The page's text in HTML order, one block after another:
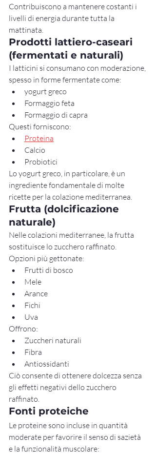
Contribuiscono a mantenere costanti i
livelli di energia durante tutta la
mattinata.
Prodotti lattiero-caseari
(fermentati e naturali)
I latticini si consumano con moderazione,
spesso in forme fermentate come:
yogurt greco
Formaggio feta
Formaggio di capra
Questi forniscono:
Proteina
Calcio
Probiotici
Lo yogurt greco, in particolare, è un
ingrediente fondamentale di molte
ricette per la colazione mediterranea.
Frutta (dolcificazione
naturale)
Nelle colazioni mediterranee, la frutta
sostituisce lo zucchero raffinato.
Opzioni più gettonate:
Frutti di bosco
Mele
Arance
Fichi
Uva
Offrono:
Zuccheri naturali
Fibra
Antiossidanti
Ciò consente di ottenere dolcezza senza
gli effetti negativi dello zucchero
raffinato.
Fonti proteiche
Le proteine sono incluse in quantità
moderate per favorire il senso di sazietà
e la funzionalità muscolare: